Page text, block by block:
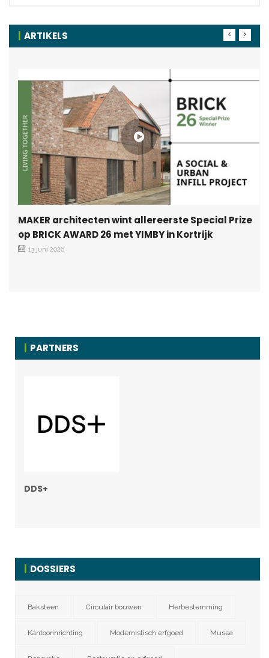
ARTIKELS
MAKER architecten wint allereerste Special Prize
op BRICK AWARD 26 met YIMBY in Kortrijk
13 juni 2026
PARTNERS
DDS+
DOSSIERS
Baksteen Circulair bouwen Herbestemming
Kantoorinrichting Modernistisch erfgoed Musea